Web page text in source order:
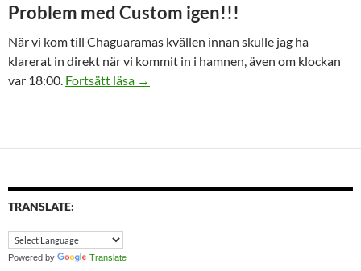
Problem med Custom igen!!!
När vi kom till Chaguaramas kvällen innan skulle jag ha
klarerat in direkt när vi kommit in i hamnen, även om klockan
var 18:00. Fortsätt läsa Trinidad – Puerto Rico, 880 sjömil
→
TRANSLATE:
Powered by Translate